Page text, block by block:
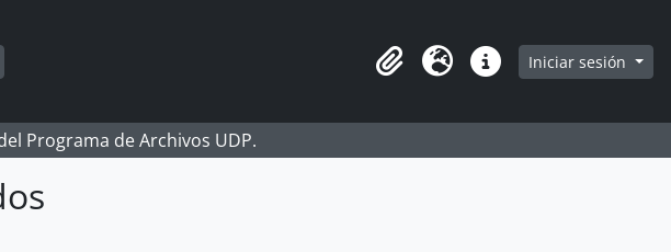
Portapapeles
Idioma Enlaces rápidos
Iniciar sesión
Programa de Archivos UDP.